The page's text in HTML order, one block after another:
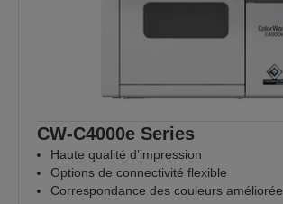
CW-C4000e Series
Haute qualité d’impression
Options de connectivité flexible
Correspondance des couleurs améliorée